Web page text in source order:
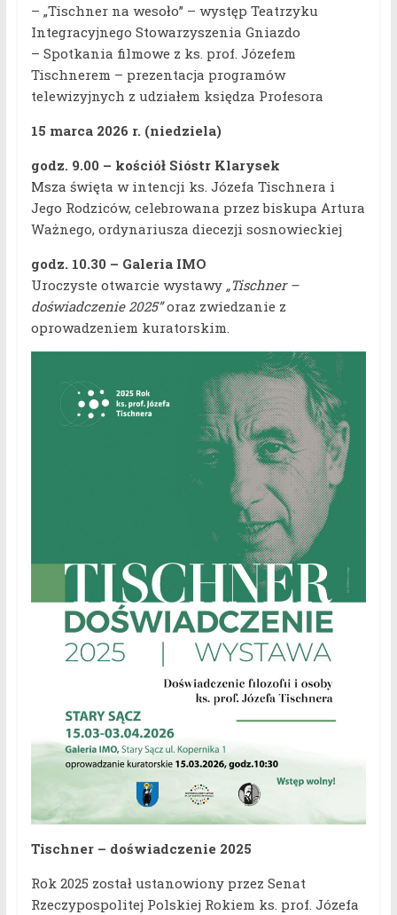
– „Tischner na wesoło” – występ Teatrzyku
Integracyjnego Stowarzyszenia Gniazdo
– Spotkania filmowe z ks. prof. Józefem
Tischnerem – prezentacja programów
telewizyjnych z udziałem księdza Profesora
15 marca 2026 r. (niedziela)
godz. 9.00 – kościół Sióstr Klarysek
Msza święta w intencji ks. Józefa Tischnera i
Jego Rodziców, celebrowana przez biskupa Artura
Ważnego, ordynariusza diecezji sosnowieckiej
godz. 10.30 – Galeria IMO
Uroczyste otwarcie wystawy „Tischner –
doświadczenie 2025”oraz zwiedzanie z
oprowadzeniem kuratorskim.
Tischner – doświadczenie 2025
Rok 2025 został ustanowiony przez Senat
Rzeczypospolitej Polskiej Rokiem ks. prof. Józefa